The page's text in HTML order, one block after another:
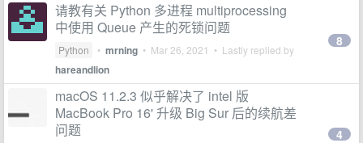
请教有关 Python 多进程 multiprocessing
中使用 Queue 产生的死锁问题
Python • mrning • Mar 26, 2021 • Lastly replied by
hareandlion
8
macOS 11.2.3 似乎解决了 intel 版
MacBook Pro 16' 升级 Big Sur 后的续航差
问题
4